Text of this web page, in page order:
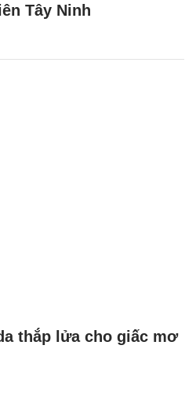
Tây Ninh
thắp lửa cho giấc mơ